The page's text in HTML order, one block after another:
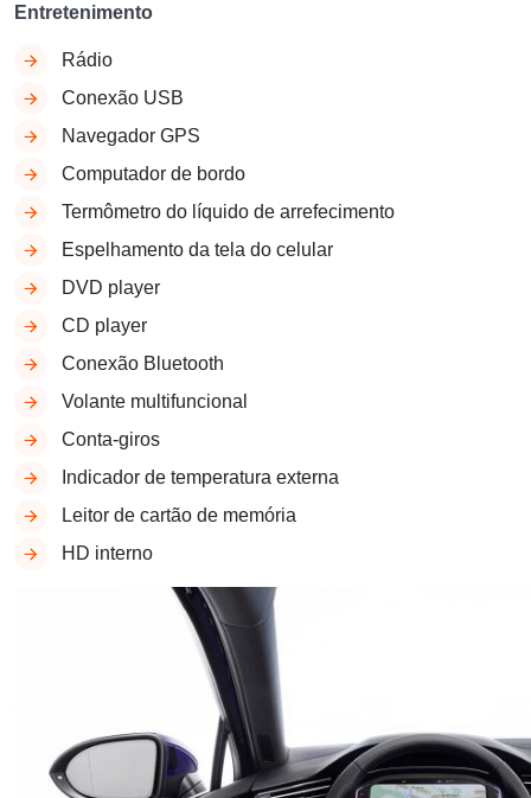
Entretenimento
Rádio
Conexão USB
Navegador GPS
Computador de bordo
Termômetro do líquido de arrefecimento
Espelhamento da tela do celular
DVD player
CD player
Conexão Bluetooth
Volante multifuncional
Conta-giros
Indicador de temperatura externa
Leitor de cartão de memória
HD interno